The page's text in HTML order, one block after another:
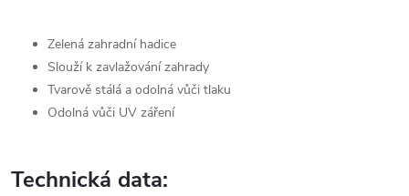
Zelená zahradní hadice
Slouží k zavlažování zahrady
Tvarově stálá a odolná vůči tlaku
Odolná vůči UV záření
Technická data: